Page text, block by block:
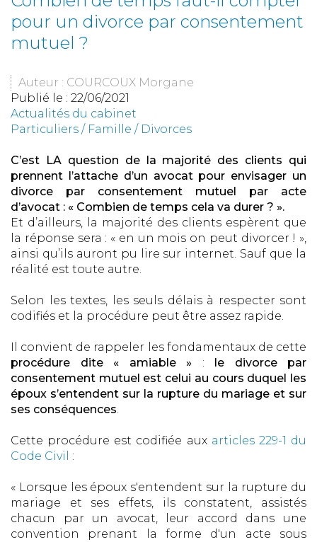
pour un divorce par consentement
mutuel ?
Auteur : COURCOUX Morgane
Publié le : 22/06/2021
Actualités du cabinet
Particuliers / Famille / Divorces
C’est LA question de la majorité des clients qui
prennent l’attache d’un avocat pour envisager un
divorce par consentement mutuel par acte
d’avocat : « Combien de temps cela va durer ? ».
Et d’ailleurs, la majorité des clients espèrent que
la réponse sera : « en un mois on peut divorcer ! »,
ainsi qu’ils auront pu lire sur internet. Sauf que la
réalité est toute autre.
Selon les textes, les seuls délais à respecter sont
codifiés et la procédure peut être assez rapide.
Il convient de rappeler les fondamentaux de cette
procédure dite « amiable » : le divorce par
consentement mutuel est celui au cours duquel les
époux s’entendent sur la rupture du mariage et sur
ses conséquences.
Cette procédure est codifiée aux articles 229-1 du
Code Civil
:
« Lorsque les époux s'entendent sur la rupture du
mariage et ses effets, ils constatent, assistés
chacun par un avocat, leur accord dans une
convention prenant la forme d'un acte sous